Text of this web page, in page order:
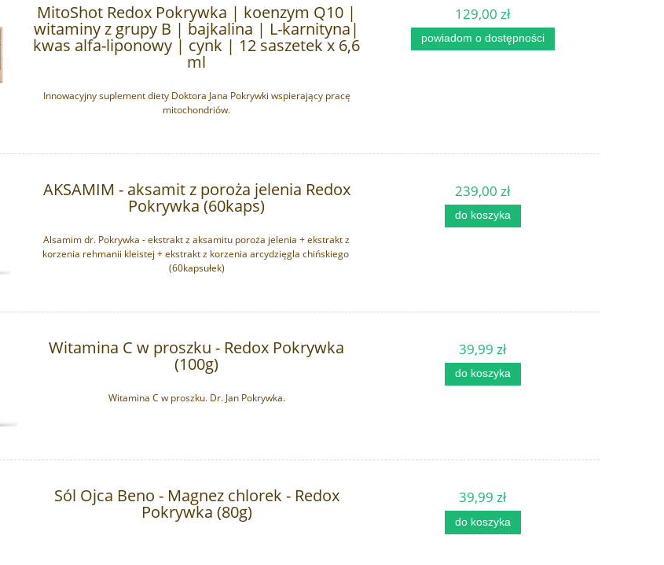
MitoShot Redox Pokrywka | koenzym Q10 |
witaminy z grupy B | bajkalina | L-karnityna|
kwas alfa-liponowy | cynk | 12 saszetek x 6,6
ml
Innowacyjny suplement diety Doktora Jana Pokrywki wspierający pracę
mitochondriów.
129,00 zł
powiadom o dostępności
AKSAMIM - aksamit z poroża jelenia Redox
Pokrywka (60kaps)
Alsamim dr. Pokrywka - ekstrakt z aksamitu poroża jelenia + ekstrakt z
korzenia rehmanii kleistej + ekstrakt z korzenia arcydzięgla chińskiego
(60kapsułek)
239,00 zł
do koszyka
Witamina C w proszku - Redox Pokrywka
(100g)
Witamina C w proszku. Dr. Jan Pokrywka.
39,99 zł
do koszyka
Sól Ojca Beno - Magnez chlorek - Redox
Pokrywka (80g)
39,99 zł
do koszyka